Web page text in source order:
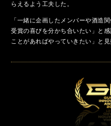
らえるよう工夫した。
「一緒に企画したメンバーや酒造
受賞の喜びを分かち合いたい」と
ことがあればやっていきたい」と見